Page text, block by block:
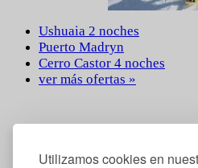
Utilizamos cookies en
Ushuaia 2 noches
Puerto Madryn
Cerro Castor 4 noches
ver más ofertas »